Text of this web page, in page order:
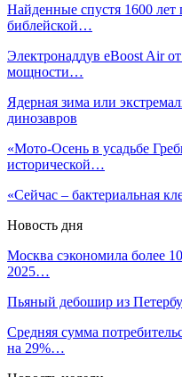
Найденные спустя 1600
библейской…
Электронаддув eBoost Air
мощности…
Ядерная зима или
динозавров
«Мото-Осень в усадьбе
исторической…
«Сейчас – бактериальная
Новость дня
Москва сэкономила более
2025…
Пьяный дебошир из
Средняя сумма
на 29%…